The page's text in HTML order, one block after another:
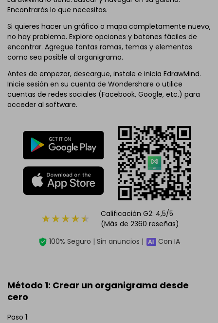
Encontrarás lo que necesitas.
Si quieres hacer un gráfico o mapa completamente nuevo,
no hay problema. Explore opciones y botones fáciles de
encontrar. Agregue tantas ramas, temas y elementos
como sea posible al organigrama.
Antes de empezar, descargue, instale e inicia EdrawMind.
Inicie sesión en su cuenta de Wondershare o utilice
cuentas de redes sociales (Facebook, Google, etc.) para
acceder al software.
Calificación G2: 4,5/5
(Más de 2360 reseñas)
100% Seguro | Sin anuncios |
Con IA
Método 1: Crear un organigrama desde
cero
Paso 1: